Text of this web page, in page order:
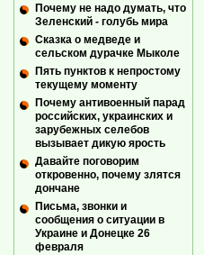
Почему не надо думать, что
Зеленский - голубь мира
Сказка о медведе и
сельском дурачке Мыколе
Пять пунктов к непростому
текущему моменту
Почему антивоенный парад
российских, украинских и
зарубежных селебов
вызывает дикую ярость
Давайте поговорим
откровенно, почему злятся
дончане
Письма, звонки и
сообщения о ситуации в
Украине и Донецке 26
февраля